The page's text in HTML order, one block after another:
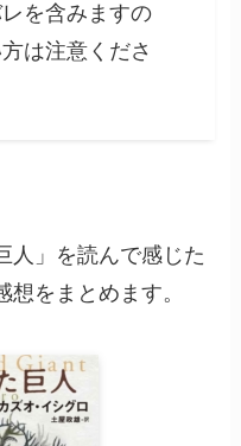
を含みますの
は注意くださ
」を読んで感じた
をまとめます。